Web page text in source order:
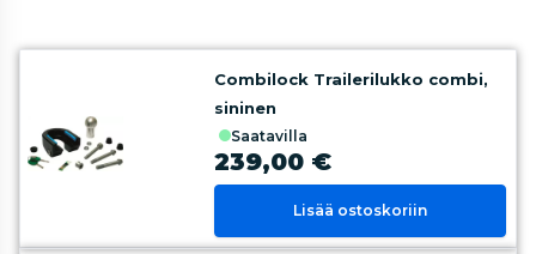
Combilock Trailerilukko combi,
sininen
saatavilla
239,00 €
Lisää ostoskoriin